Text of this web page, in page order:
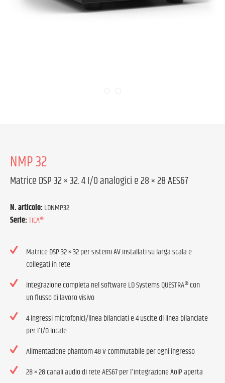
NMP 32
Matrice DSP 32 × 32. 4 I/O analogici e 28 × 28 AES67
N. articolo:LDNMP32
Serie:TICA®
Matrice DSP 32 × 32 per sistemi AV installati su larga scala e
collegati in rete
Integrazione completa nel software LD Systems QUESTRA® con
un flusso di lavoro visivo
4 ingressi microfonici/linea bilanciati e 4 uscite di linea bilanciate
per l'I/O locale
Alimentazione phantom 48 V commutabile per ogni ingresso
28 × 28 canali audio di rete AES67 per l'integrazione AoIP aperta